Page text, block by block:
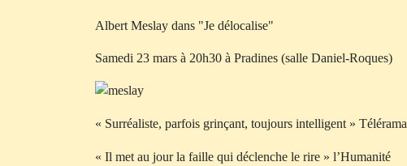
Albert Meslay dans "Je délocalise"
Samedi 23 mars à 20h30 à Pradines (salle Daniel-Roques)
« Surréaliste, parfois grinçant, toujours intelligent » Télérama
« Il met au jour la faille qui déclenche le rire » l’Humanité